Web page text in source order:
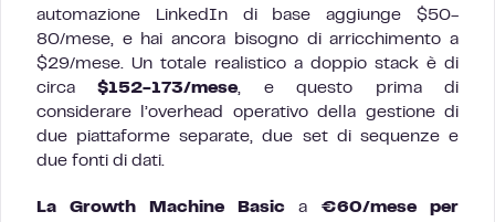
automazione LinkedIn di base aggiunge $50-
80/mese, e hai ancora bisogno di arricchimento a
$29/mese. Un totale realistico a doppio stack è di
circa$152-173/mese , e questo prima di
considerare l’overhead operativo della gestione di
due piattaforme separate, due set di sequenze e
due fonti di dati.
La Growth Machine Basic a €60/mese per